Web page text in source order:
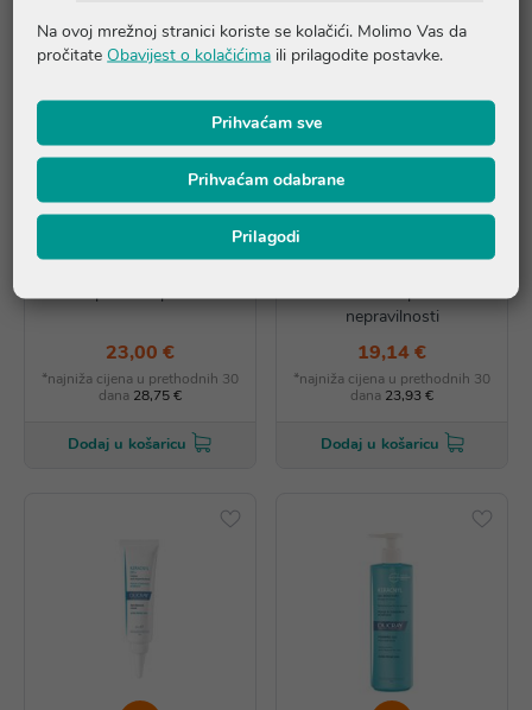
serum protiv nepravilnosti
23,00 €
*najniža cijena u prethodnih 30
dana 28,75 €
Dodaj u košaricu
50+ Fluid protiv
nepravilnosti
19,14 €
*najniža cijena u prethodnih 30
dana 23,93 €
Dodaj u košaricu
Na ovoj mrežnoj stranici koriste se kolačići. Molimo Vas da
pročitate Obavijest o kolačićima ili prilagodite postavke.
Prihvaćam sve
Prihvaćam odabrane
Prilagodi